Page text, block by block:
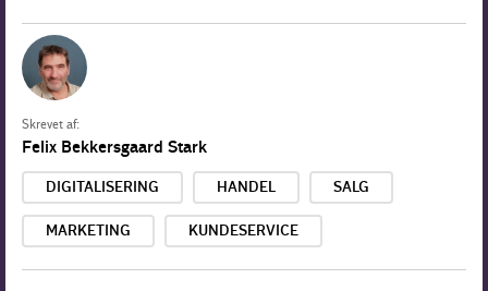
Skrevet af:
Felix Bekkersgaard Stark
DIGITALISERING HANDEL SALG
MARKETING KUNDESERVICE